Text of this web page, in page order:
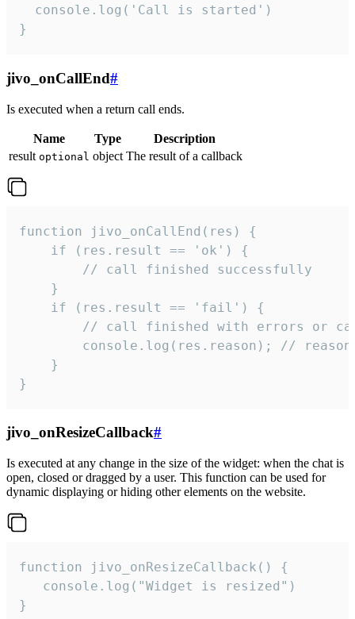
  console.log('Call is started')
}
jivo_onCallEnd#
Is executed when a return call ends.
Name Type
Description
result optional object The result of a callback
function jivo_onCallEnd(res) {
    if (res.result == 'ok') {
        // call finished successfully
    }
    if (res.result == 'fail') {
// call finished with errors or
console.log(res.reason); //
    }
}
jivo_onResizeCallback#
Is executed at any change in the size of the widget: when the chat is
open, closed or dragged by a user. This function can be used for
dynamic displaying or hiding other elements on the website.
function jivo_onResizeCallback() {
   console.log("Widget is resized")
}